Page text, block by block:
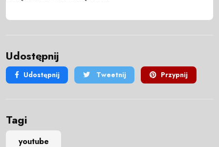
Udostępnij
Udostępnij Tweetnij Przypnij
Tagi
youtube